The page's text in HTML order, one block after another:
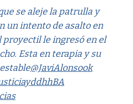
se aleje la patrulla y
un intento de asalto en
proyectil le ingresó en el
Esta en terapia y su
@JaviAlonsook